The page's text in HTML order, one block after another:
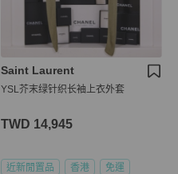
Saint Laurent
YSL芥末绿针织长袖上衣外套
TWD 14,945
近新閒置品 香港 免運